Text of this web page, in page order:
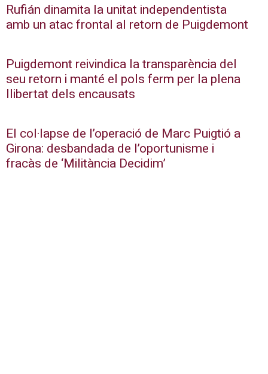
Rufián dinamita la unitat independentista
amb un atac frontal al retorn de Puigdemont
Puigdemont reivindica la transparència del
seu retorn i manté el pols ferm per la plena
llibertat dels encausats
El col·lapse de l’operació de Marc Puigtió a
Girona: desbandada de l’oportunisme i
fracàs de ‘Militància Decidim’